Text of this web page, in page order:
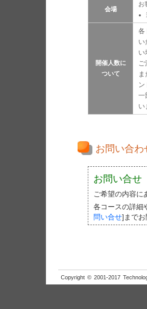
会場
お
開催人数に
ついて
各
い
い
ご
ン
一
い
お問い合わ
お問い合せ
ご希望の内容に
各コースの詳細
問い合せ]までお
Copyright © 2001-2017